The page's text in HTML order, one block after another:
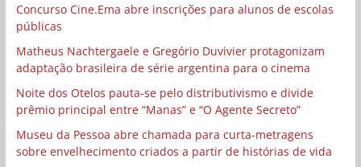
Concurso Cine.Ema abre inscrições para alunos de escolas
públicas
Matheus Nachtergaele e Gregório Duvivier protagonizam
adaptação brasileira de série argentina para o cinema
Noite dos Otelos pauta-se pelo distributivismo e divide
prêmio principal entre “Manas” e “O Agente Secreto”
Museu da Pessoa abre chamada para curta-metragens
sobre envelhecimento criados a partir de histórias de vida